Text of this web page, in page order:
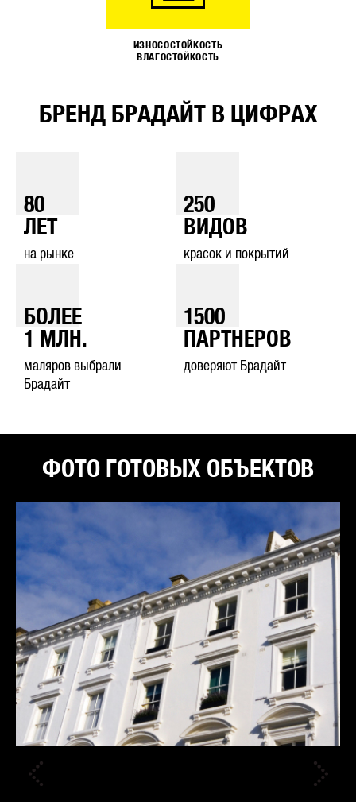
ИЗНОСОСТОЙКОСТЬ
ВЛАГОСТОЙКОСТЬ
БРЕНД БРАДАЙТ В ЦИФРАХ
80
ЛЕТ
на рынке
250
ВИДОВ
красок и покрытий
БОЛЕЕ
1
МЛН.
маляров выбрали
Брадайт
1500
ПАРТНЕРОВ
доверяют Брадайт
ФОТО ГОТОВЫХ ОБЪЕКТОВ